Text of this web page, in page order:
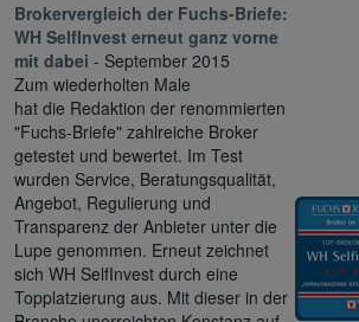
Brokervergleich der Fuchs-Briefe:
WH SelfInvest erneut ganz vorne
mit dabei - September 2015
Zum wiederholten Male
hat die Redaktion der renommierten
"Fuchs-Briefe" zahlreiche Broker
getestet und bewertet. Im Test
wurden Service, Beratungsqualität,
Angebot, Regulierung und
Transparenz der Anbieter unter die
Lupe genommen. Erneut zeichnet
sich WH SelfInvest durch eine
Topplatzierung aus. Mit dieser in der